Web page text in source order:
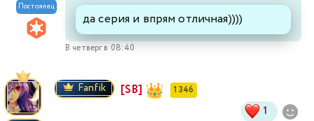
Постоялец
да серия и впрям отличная))))
В четверг в 08:40
Fanfik [SB] 1 346
1